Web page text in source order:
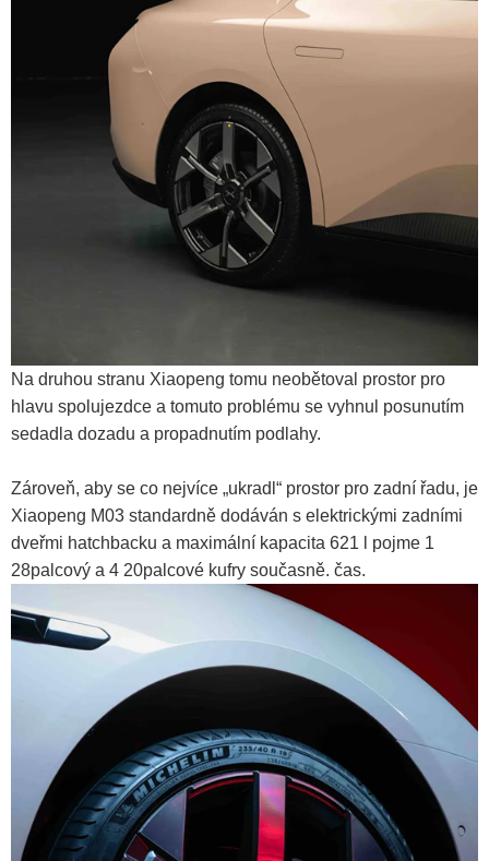
Na druhou stranu Xiaopeng tomu neobětoval prostor pro
hlavu spolujezdce a tomuto problému se vyhnul posunutím
sedadla dozadu a propadnutím podlahy.
Zároveň, aby se co nejvíce „ukradl“ prostor pro zadní řadu, je
Xiaopeng M03 standardně dodáván s elektrickými zadními
dveřmi hatchbacku a maximální kapacita 621 l pojme 1
28palcový a 4 20palcové kufry současně. čas.